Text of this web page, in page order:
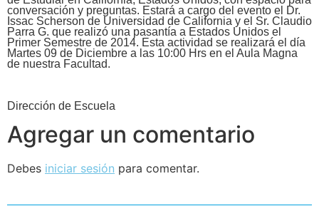
conversación y preguntas. Estará a cargo del evento el Dr.
Issac Scherson de Universidad de California y el Sr. Claudio
Parra G. que realizó una pasantía a Estados Unidos el
Primer Semestre de 2014. Esta actividad se realizará el día
Martes 09 de Diciembre a las 10:00 Hrs en el Aula Magna
de nuestra Facultad.
Dirección de Escuela
Agregar un comentario
Debes iniciar sesión para comentar.